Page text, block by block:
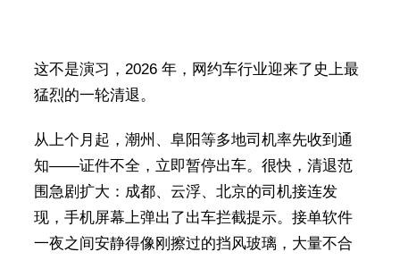
这不是演习，2026 年，网约车行业迎来了史上最
猛烈的一轮清退。
从上个月起，潮州、阜阳等多地司机率先收到通
知——证件不全，立即暂停出车。很快，清退范
围急剧扩大：成都、云浮、北京的司机接连发
现，手机屏幕上弹出了出车拦截提示。接单软件
一夜之间安静得像刚擦过的挡风玻璃，大量不合